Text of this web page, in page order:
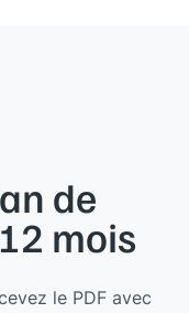
de
mois
le PDF avec